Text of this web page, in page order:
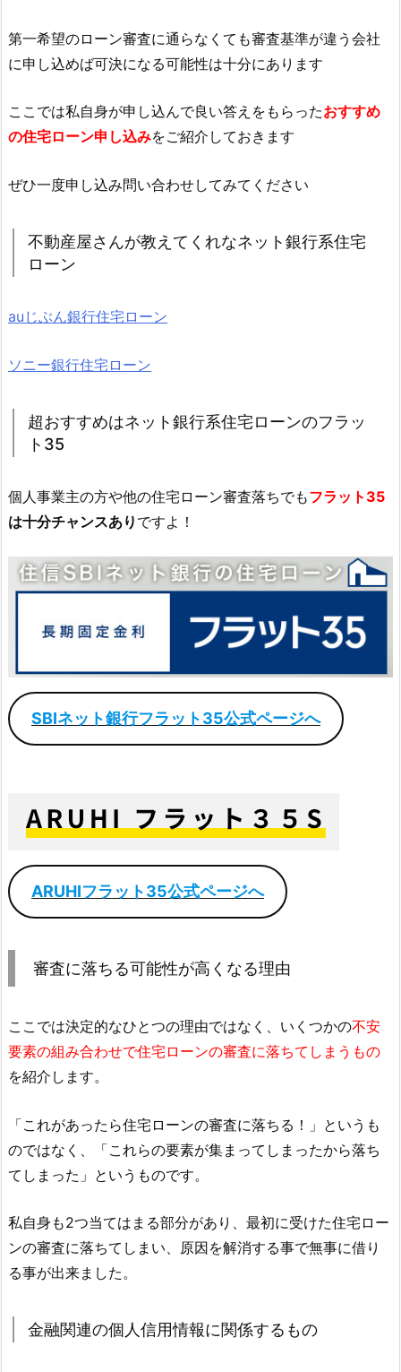
第一希望のローン審査に通らなくても審査基準が違う会社
に申し込めば可決になる可能性は十分にあります
ここでは私自身が申し込んで良い答えをもらったおすすめ
の住宅ローン申し込みをご紹介しておきます
ぜひ一度申し込み問い合わせしてみてください
不動産屋さんが教えてくれなネット銀行系住宅
ローン
auじぶん銀行住宅ローン
ソニー銀行住宅ローン
超おすすめはネット銀行系住宅ローンのフラッ
ト35
個人事業主の方や他の住宅ローン審査落ちでもフラット35
は十分チャンスあり ですよ！
SBIネット銀行フラット35公式ページへ
ARUHIフラット35公式ページへ
審査に落ちる可能性が高くなる理由
ここでは決定的なひとつの理由ではなく、いくつかの不安
要素の組み合わせで住宅ローンの審査に落ちてしまうもの
を紹介します。
「これがあったら住宅ローンの審査に落ちる！」というも
のではなく、「これらの要素が集まってしまったから落ち
てしまった」というものです。
私自身も2つ当てはまる部分があり、最初に受けた住宅ロー
ンの審査に落ちてしまい、原因を解消する事で無事に借り
る事が出来ました。
金融関連の個人信用情報に関係するもの